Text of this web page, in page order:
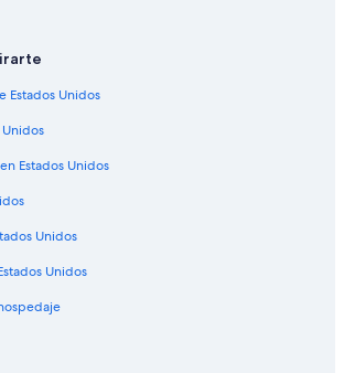
Erfurt
en Erfurt
Estados Unidos
Estados Unidos
Unidos
Unidos